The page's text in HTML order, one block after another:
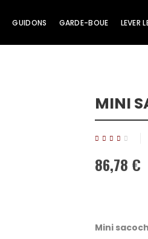
GUIDONS GARDE-BOUE LEVER
MINI
86,78 €
Mini